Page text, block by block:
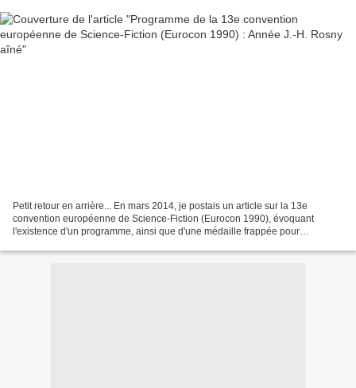
Petit retour en arrière... En mars 2014, je postais un article sur la 13e
convention européenne de Science-Fiction (Eurocon 1990), évoquant
l'existence d'un programme, ainsi que d'une médaille frappée pour